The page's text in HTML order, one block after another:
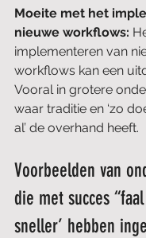
Moeite met het
nieuwe workflows:
implementeren van
workflows kan een
Vooral in grotere
waar traditie en ‘zo
al’ de overhand heeft.
Voorbeelden van
die met succes
sneller’ hebben